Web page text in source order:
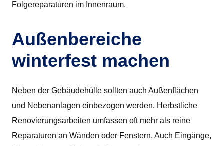
Folgereparaturen im Innenraum.
Außenbereiche
winterfest machen
Neben der Gebäudehülle sollten auch Außenflächen
und Nebenanlagen einbezogen werden. Herbstliche
Renovierungsarbeiten umfassen oft mehr als reine
Reparaturen an Wänden oder Fenstern. Auch Eingänge,